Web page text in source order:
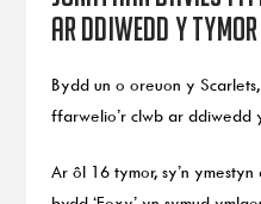
ar ddiwedd y tymor
Bydd un o oreuon y
ffarwelio’r clwb ar ddiwedd
Ar ôl 16 tymor, sy’n